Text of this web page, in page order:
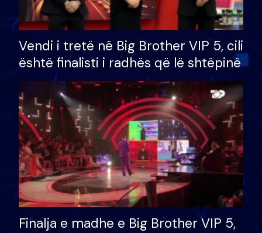
Vendi i tretë në Big Brother VIP 5, cili
është finalisti i radhës që lë shtëpinë
Finalja e madhe e Big Brother VIP 5,